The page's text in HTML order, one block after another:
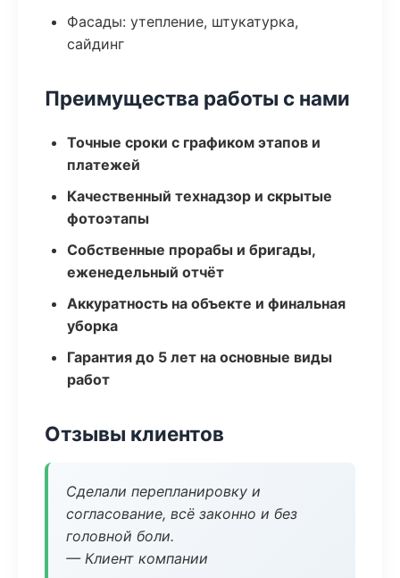
Фасады: утепление, штукатурка,
сайдинг
Преимущества работы с нами
Точные сроки с графиком этапов и
платежей
Качественный технадзор и скрытые
фотоэтапы
Собственные прорабы и бригады,
еженедельный отчёт
Аккуратность на объекте и финальная
уборка
Гарантия до 5 лет на основные виды
работ
Отзывы клиентов
Сделали перепланировку и
согласование, всё законно и без
головной боли.
— Клиент компании